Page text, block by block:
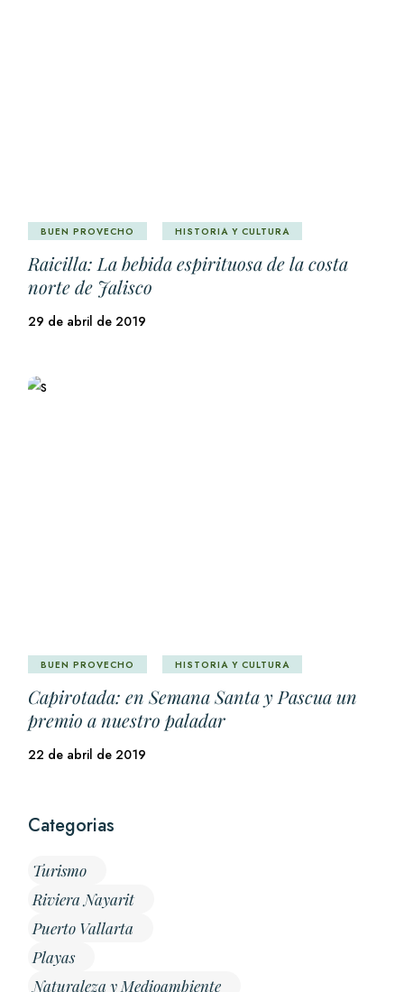
BUEN PROVECHO HISTORIA Y CULTURA
Raicilla: La bebida espirituosa de la costa
norte de Jalisco
29 de abril de 2019
BUEN PROVECHO HISTORIA Y CULTURA
Capirotada: en Semana Santa y Pascua un
premio a nuestro paladar
22 de abril de 2019
Categorias
Turismo
Riviera Nayarit
Puerto Vallarta
Playas
Naturaleza y Medioambiente